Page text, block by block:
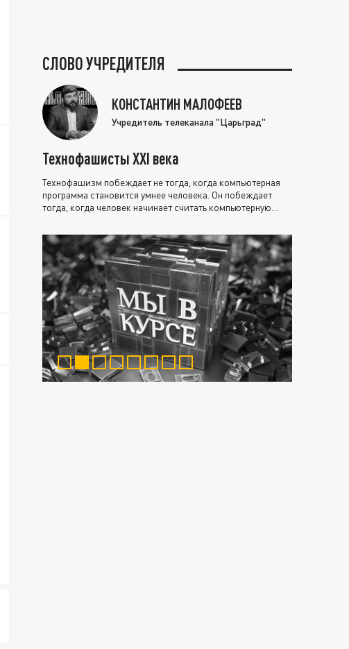
СЛОВО УЧРЕДИТЕЛЯ
КОНСТАНТИН МАЛОФЕЕВ
Учредитель телеканала "Царьград"
Технофашисты XXI века
Технофашизм побеждает не тогда, когда компьютерная
программа становится умнее человека. Он побеждает
тогда, когда человек начинает считать компьютерную